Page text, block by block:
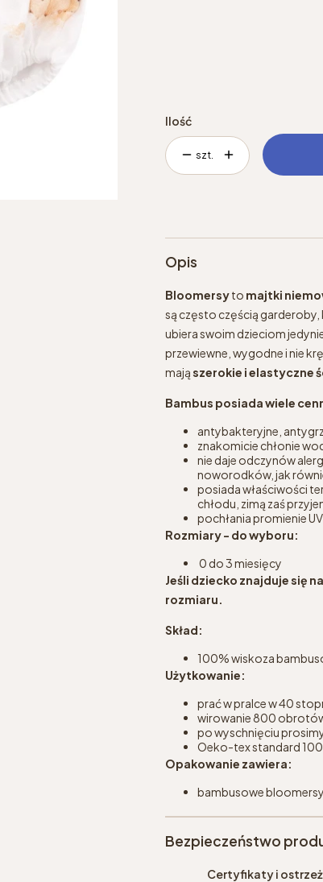
Ilość
szt.
Opis
Bloomersyto majtki
są często częścią
ubiera swoim dzieciom
przewiewne, wygodne i nie
mająszerokie i elastyczne
Bambus posiada wiele
antybakteryjne,
znakomicie chłonie
nie daje odczynów
noworodków, jak
posiada właściwości
chłodu, zimą zaś
pochłania promienie UV
Rozmiary - do wyboru:
0 do 3 miesięcy
Jeśli dziecko znajduje się
rozmiaru.
Skład:
100% wiskoza
Użytkowanie:
prać w pralce w 40
wirowanie 800
po wyschnięciu
Oeko-tex standard 100
Opakowanie zawiera:
bambusowe bloomersy
Bezpieczeństwo
Certyfikaty i